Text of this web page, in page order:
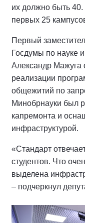
их должно быть
первых 25
Первый
Госдумы по науке
Александр Мажуга
реализации
общежитий по
Минобрнауки был
капремонта и
инфраструктурой.
«Стандарт
студентов. Что
выделена
– подчеркнул